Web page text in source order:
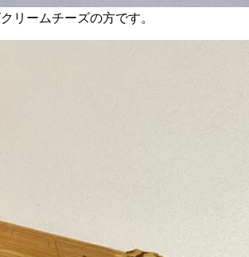
リームチーズの方です。